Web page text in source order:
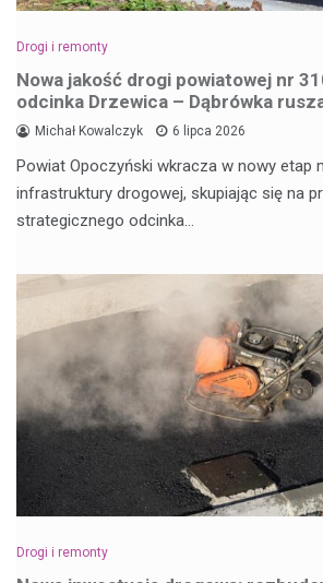
Drogi i remonty
Nowa jakość drogi powiatowej nr
odcinka Drzewica – Dąbrówka
Michał Kowalczyk 6 lipca 2026
Powiat Opoczyński wkracza w nowy etap
infrastruktury drogowej, skupiając się na
strategicznego odcinka…
Drogi i remonty